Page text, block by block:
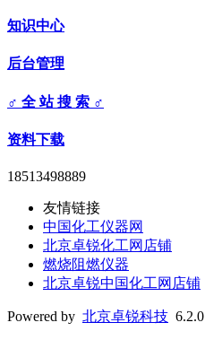
知识中心
后台管理
♂ 全 站 搜 索 ♂
资料下载
18513498889
友情链接
中国化工仪器网
北京卓锐化工网店铺
燃烧阻燃仪器
北京卓锐中国化工网店铺
Powered by 北京卓锐科技 6.2.0